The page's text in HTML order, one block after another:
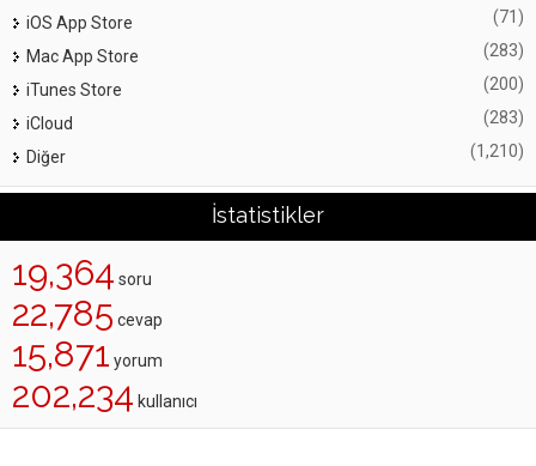
iOS App Store (71)
Mac App Store (283)
iTunes Store (200)
iCloud (283)
Diğer (1,210)
İstatistikler
19,364 soru
22,785 cevap
15,871 yorum
202,234 kullanıcı